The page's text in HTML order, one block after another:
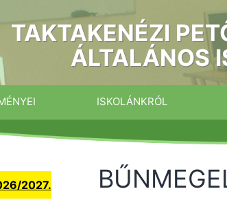
TAKTAKENÉZI
ÁLTALÁNOS
ISKOLÁNKRÓL
2027.